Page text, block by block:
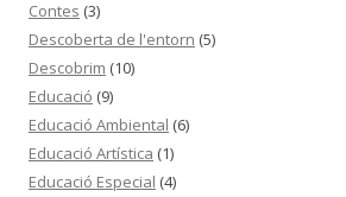
Contes (3)
Descoberta de l'entorn (5)
Descobrim (10)
Educació (9)
Educació Ambiental (6)
Educació Artística (1)
Educació Especial (4)